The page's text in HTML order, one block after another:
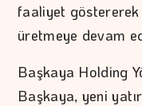
faaliyet
üretmeye devam
Başkaya Holding
Başkaya, yeni